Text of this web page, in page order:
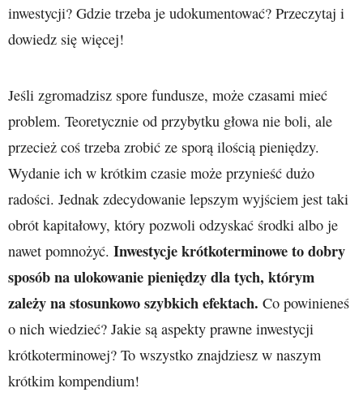
inwestycji? Gdzie trzeba je udokumentować? Przeczytaj i
dowiedz się więcej!
Jeśli zgromadzisz spore fundusze, może czasami mieć
problem. Teoretycznie od przybytku głowa nie boli, ale
przecież coś trzeba zrobić ze sporą ilością pieniędzy.
Wydanie ich w krótkim czasie może przynieść dużo
radości. Jednak zdecydowanie lepszym wyjściem jest taki
obrót kapitałowy, który pozwoli odzyskać środki albo je
nawet pomnożyć. Inwestycje krótkoterminowe to dobry
sposób na ulokowanie pieniędzy dla tych, którym
zależy na stosunkowo szybkich efektach. Co powinieneś
o nich wiedzieć? Jakie są aspekty prawne inwestycji
krótkoterminowej? To wszystko znajdziesz w naszym
krótkim kompendium!